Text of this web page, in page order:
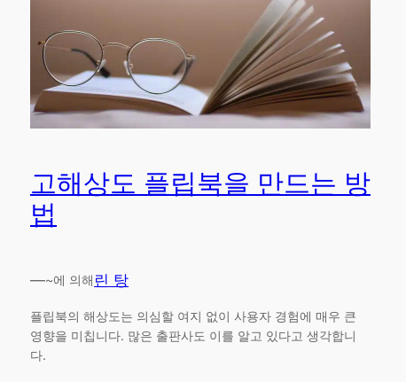
고해상도 플립북을 만드는 방
법
—~에 의해 린 탕
플립북의 해상도는 의심할 여지 없이 사용자 경험에 매우 큰
영향을 미칩니다. 많은 출판사도 이를 알고 있다고 생각합니
다.